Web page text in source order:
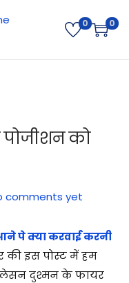
0 0
को
comments yet
पे क्या करवाई करनी
की इस पोस्ट में हम
लेसन दुश्मन के फायर